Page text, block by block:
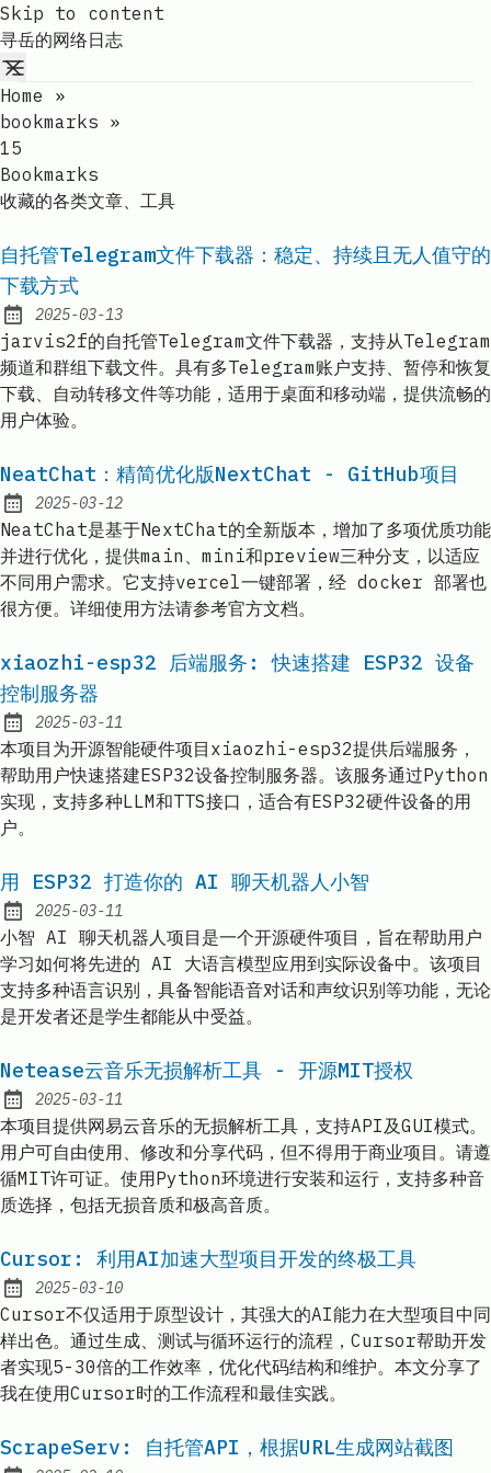
Skip to content
寻岳的网络日志
Home
»
bookmarks »
15
Bookmarks
收藏的各类文章、工具
自托管Telegram文件下载器：稳定、持续且无人值守的
下载方式
Published:
2025-03-13
jarvis2f的自托管Telegram文件下载器，支持从Telegram
频道和群组下载文件。具有多Telegram账户支持、暂停和恢复
下载、自动转移文件等功能，适用于桌面和移动端，提供流畅的
用户体验。
NeatChat：精简优化版NextChat - GitHub项目
Published:
2025-03-12
NeatChat是基于NextChat的全新版本，增加了多项优质功能
并进行优化，提供main、mini和preview三种分支，以适应
不同用户需求。它支持vercel一键部署，经 docker 部署也
很方便。详细使用方法请参考官方文档。
xiaozhi-esp32 后端服务: 快速搭建 ESP32 设备
控制服务器
Published:
2025-03-11
本项目为开源智能硬件项目xiaozhi-esp32提供后端服务，
帮助用户快速搭建ESP32设备控制服务器。该服务通过Python
实现，支持多种LLM和TTS接口，适合有ESP32硬件设备的用
户。
用 ESP32 打造你的 AI 聊天机器人小智
Published:
2025-03-11
小智 AI 聊天机器人项目是一个开源硬件项目，旨在帮助用户
学习如何将先进的 AI 大语言模型应用到实际设备中。该项目
支持多种语言识别，具备智能语音对话和声纹识别等功能，无论
是开发者还是学生都能从中受益。
Netease云音乐无损解析工具 - 开源MIT授权
Published:
2025-03-11
本项目提供网易云音乐的无损解析工具，支持API及GUI模式。
用户可自由使用、修改和分享代码，但不得用于商业项目。请遵
循MIT许可证。使用Python环境进行安装和运行，支持多种音
质选择，包括无损音质和极高音质。
Cursor: 利用AI加速大型项目开发的终极工具
Published:
2025-03-10
Cursor不仅适用于原型设计，其强大的AI能力在大型项目中同
样出色。通过生成、测试与循环运行的流程，Cursor帮助开发
者实现5-30倍的工作效率，优化代码结构和维护。本文分享了
我在使用Cursor时的工作流程和最佳实践。
ScrapeServ: 自托管API，根据URL生成网站截图